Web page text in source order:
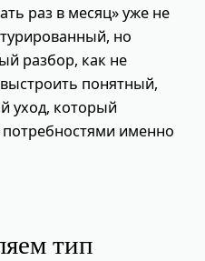
раз в месяц» уже не
но
разбор, как не
понятный,
уход, который
именно
тип